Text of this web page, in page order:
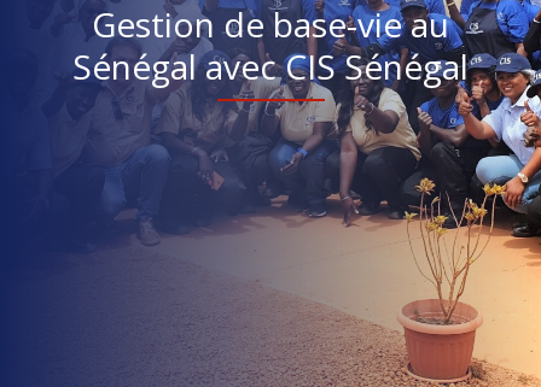
Gestion de base-vie au
Sénégal avec CIS Sénégal